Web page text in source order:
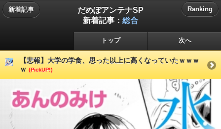
新着記事
だめぽアンテナSP
新着記事： 総合
Ranking
トップ 次へ
【悲報】大学の学食、思った以上に高くなっていたｗｗｗ
ｗ (PickUP!)